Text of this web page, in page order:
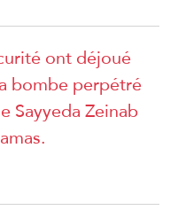
ont déjoué
bombe perpétré
Sayyeda Zeinab